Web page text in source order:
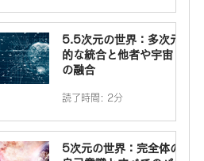
5.5次元の世界：多次元
的な統合と他者や宇宙と
の融合
読了時間: 2分
5次元の世界：完全体の